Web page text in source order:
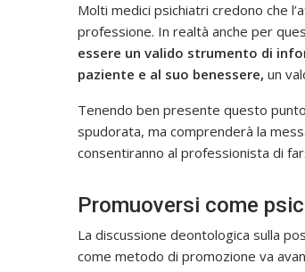
Molti medici psichiatri credono che
professione. In realtà anche per
essere un valido strumento di
paziente e al suo benessere, un
Tenendo ben presente questo
spudorata, ma comprenderà la
consentiranno al professionista di
Promuoversi come
La discussione deontologica sulla
come metodo di promozione va